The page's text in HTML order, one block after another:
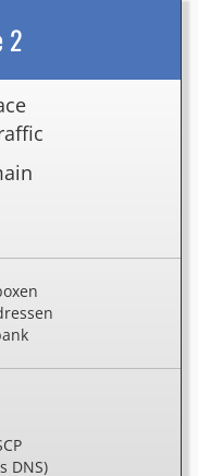
2
DNS)